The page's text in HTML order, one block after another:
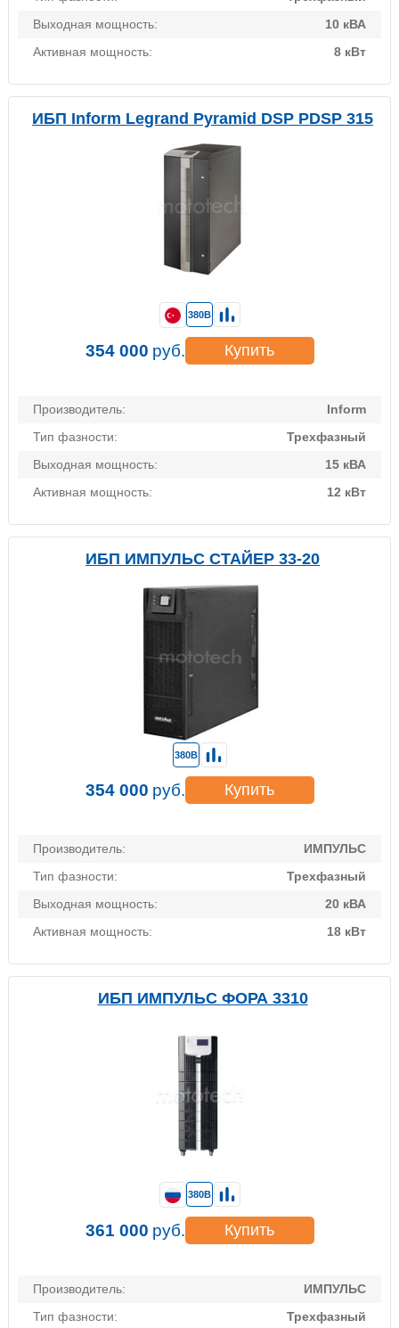
Выходная мощность:
10 кВА
Активная мощность:
8 кВт
ИБП Inform Legrand Pyramid DSP PDSP 315
Производитель:
Inform
Тип фазности:
Трехфазный
Выходная мощность:
15 кВА
Активная мощность:
12 кВт
380В
354 000 руб. Купить
ИБП ИМПУЛЬС СТАЙЕР 33-20
Производитель:
ИМПУЛЬС
Тип фазности:
Трехфазный
Выходная мощность:
20 кВА
Активная мощность:
18 кВт
380В
354 000 руб. Купить
ИБП ИМПУЛЬС ФОРА 3310
Производитель:
ИМПУЛЬС
Тип фазности:
Трехфазный
380В
361 000 руб. Купить